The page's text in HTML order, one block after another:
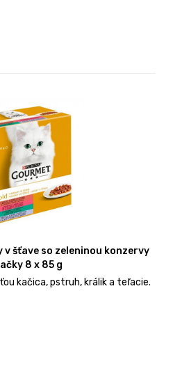
v šťave so zeleninou konzervy
8 x 85 g
kačica, pstruh, králik a teľacie.